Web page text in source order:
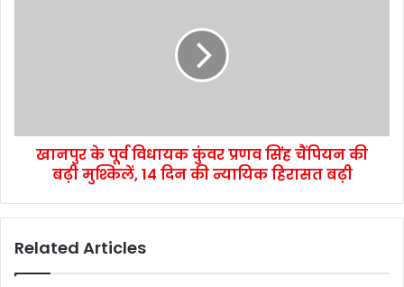
खानपुर के पूर्व विधायक कुंवर प्रणव सिंह चैंपियन की
बढ़ी मुश्किलें, 14 दिन की न्यायिक हिरासत बढ़ी
Related Articles